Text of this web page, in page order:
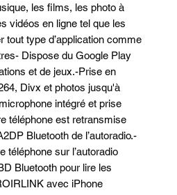
les films, les photo à
vidéos en ligne tel que les
tout type d’application comme
Dispose du Google Play
et de jeux.-Prise en
Divx et photos jusqu'à
intégré et prise
téléphone est retransmise
Bluetooth de l’autoradio.-
téléphone sur l’autoradio
Bluetooth pour lire les
avec iPhone